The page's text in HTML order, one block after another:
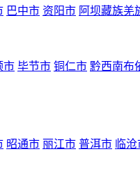
巴中市 资阳市 阿坝藏族羌
市 毕节市 铜仁市 黔西南布
昭通市 丽江市 普洱市 临